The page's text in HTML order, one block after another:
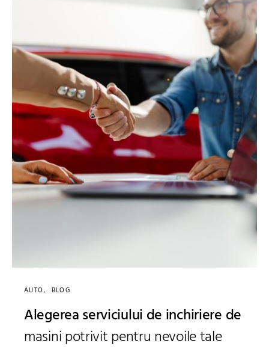
AUTO BLOG
Alegerea serviciului de inchiriere de
masini potrivit pentru nevoile tale